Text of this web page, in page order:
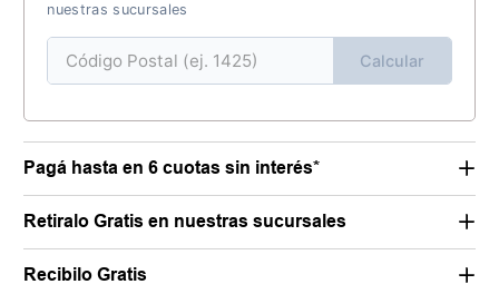
nuestras sucursales
Calcular
Pagá hasta en 6 cuotas sin interés*
Retiralo Gratis en nuestras sucursales
Recibilo Gratis